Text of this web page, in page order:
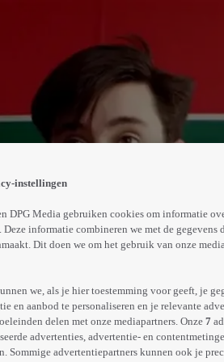
precies op tijd. Door de juf
Kees geeft heel anders les
Abonneren op
instellingen
DPG Media gebruiken cookies om informatie
Deze informatie combineren we met de gegevens
Dit doen we om het gebruik van onze
we, als je hier toestemming voor geeft, je
en aanbod te personaliseren en je relevante
delen met onze mediapartners. Onze 7
advertenties, advertentie- en
Sommige advertentiepartners kunnen ook je